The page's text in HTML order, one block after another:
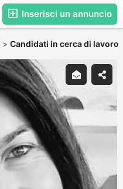
Inserisci un annuncio
> Candidati in cerca di lavoro